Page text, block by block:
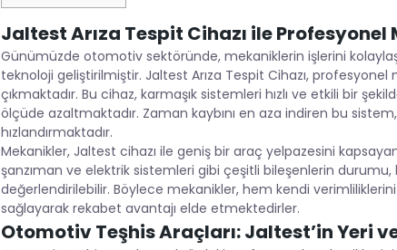
Jaltest Arıza Tespit Cihazı ile
Günümüzde otomotiv sektöründe, mekaniklerin işlerini
teknoloji geliştirilmiştir. Jaltest Arıza Tespit Cihazı,
çıkmaktadır. Bu cihaz, karmaşık sistemleri hızlı ve etkili bir
ölçüde azaltmaktadır. Zaman kaybını en aza indiren bu
hızlandırmaktadır.
Mekanikler, Jaltest cihazı ile geniş bir araç yelpazesini
şanzıman ve elektrik sistemleri gibi çeşitli bileşenlerin durumu,
değerlendirilebilir. Böylece mekanikler, hem kendi
sağlayarak rekabet avantajı elde etmektedirler.
Otomotiv Teşhis Araçları: Jaltest’in Yeri